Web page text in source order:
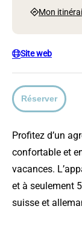
Profitez d’un
confortable et
vacances.
et à seulement
suisse et
Mon
Site web
Réserver